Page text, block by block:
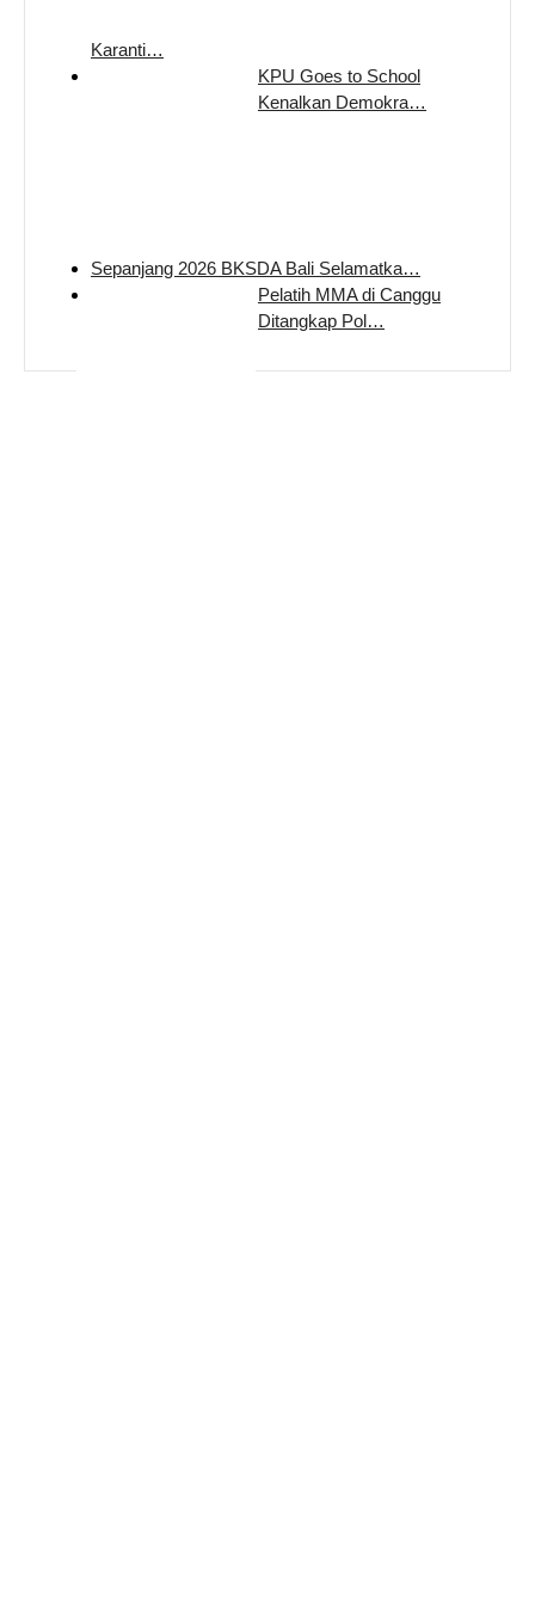
Karanti…
KPU Goes to School
Kenalkan Demokra…
Sepanjang 2026 BKSDA Bali Selamatka…
Pelatih MMA di Canggu
Ditangkap Pol…